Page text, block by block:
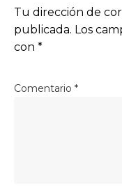
Tu dirección de
publicada. Los
con *
Comentario *